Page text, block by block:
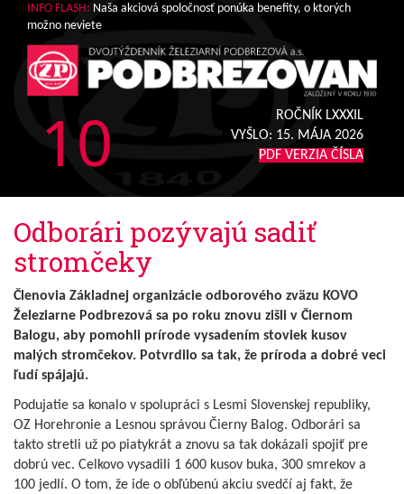
INFO FLASH: Naša akciová spoločnosť ponúka benefity, o ktorých
možno neviete
10
ROČNÍK LXXXIL
VYŠLO: 15. MÁJA 2026
PDF VERZIA ČÍSLA
Odborári pozývajú sadiť
stromčeky
Členovia Základnej organizácie odborového zväzu KOVO
Železiarne Podbrezová sa po roku znovu zišli v Čiernom
Balogu, aby pomohli prírode vysadením stoviek kusov
malých stromčekov. Potvrdilo sa tak, že príroda a dobré veci
ľudí spájajú.
Podujatie sa konalo v spolupráci s Lesmi Slovenskej republiky,
OZ Horehronie a Lesnou správou Čierny Balog. Odborári sa
takto stretli už po piatykrát a znovu sa tak dokázali spojiť pre
dobrú vec. Celkovo vysadili 1 600 kusov buka, 300 smrekov a
100 jedlí. O tom, že ide o obľúbenú akciu svedčí aj fakt, že